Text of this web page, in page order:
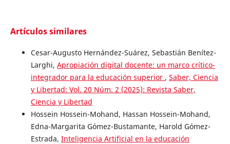
Artículos similares
Cesar-Augusto Hernández-Suárez, Sebastián Benítez-
Larghi, Apropiación digital docente: un marco crítico-
integrador para la educación superior , Saber, Ciencia
y Libertad: Vol. 20 Núm. 2 (2025): Revista Saber,
Ciencia y Libertad
Hossein Hossein-Mohand, Hassan Hossein-Mohand,
Edna-Margarita Gómez-Bustamante, Harold Gómez-
Estrada, Inteligencia Artificial en la educación